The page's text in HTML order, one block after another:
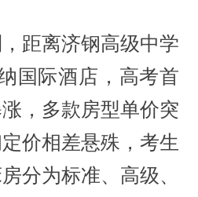
离济钢高级中学
国际酒店，高考首
，多款房型单价突
价相差悬殊，考生
分为标准、高级、